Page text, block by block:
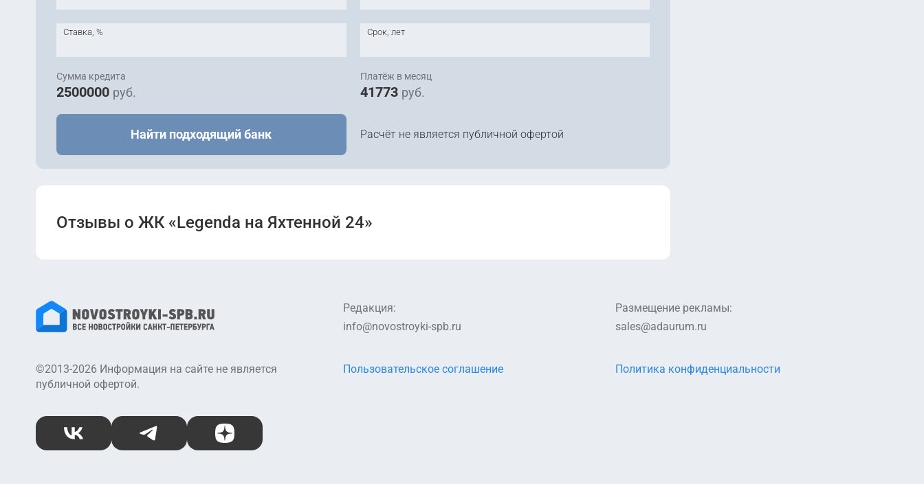
Ставка, % Срок, лет
Сумма кредита
2500000 руб.
Платёж в месяц
41773 руб.
Найти подходящий банк Расчёт не является публичной офертой
Отзывы о ЖК «Legenda на Яхтенной 24»
Редакция:
info@novostroyki-spb.ru
Размещение рекламы:
sales@adaurum.ru
©2013-2026 Информация на сайте не является
публичной офертой.
Пользовательское соглашение Политика конфиденциальности
ВКонтакте Telegram Дзен